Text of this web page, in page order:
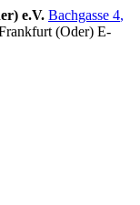
e.V. Bachgasse 4,
(Oder) E-